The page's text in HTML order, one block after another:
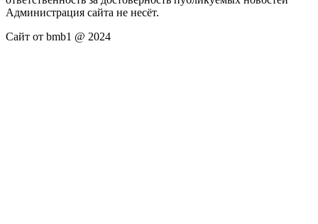
Администрация сайта не несёт.
Сайт от bmb1 @ 2024